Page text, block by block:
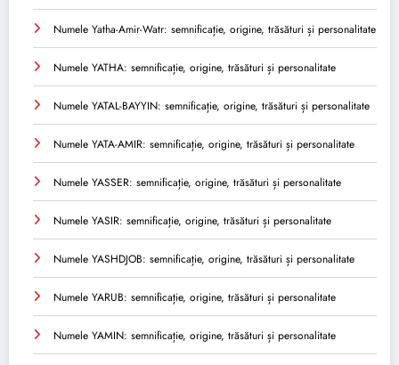
Numele Yatha-Amir-Watr: semnificație, origine, trăsături și personalitate
Numele YATHA: semnificație, origine, trăsături și personalitate
Numele YATAL-BAYYIN: semnificație, origine, trăsături și personalitate
Numele YATA-AMIR: semnificație, origine, trăsături și personalitate
Numele YASSER: semnificație, origine, trăsături și personalitate
Numele YASIR: semnificație, origine, trăsături și personalitate
Numele YASHDJOB: semnificație, origine, trăsături și personalitate
Numele YARUB: semnificație, origine, trăsături și personalitate
Numele YAMIN: semnificație, origine, trăsături și personalitate